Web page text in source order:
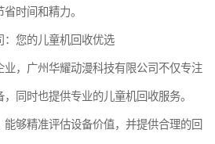
时间和精力。
：您的儿童机回收优选
，广州华耀动漫科技有限公司不仅专注
同时也提供专业的儿童机回收服务。
够精准评估设备价值，并提供合理的回